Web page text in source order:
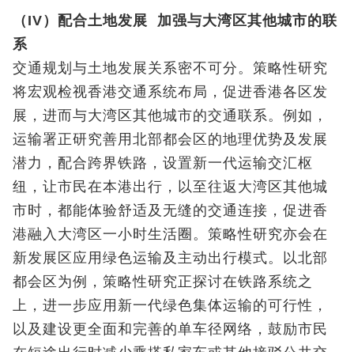
（IV）配合土地发展 加强与大湾区其他城市的联
系
交通规划与土地发展关系密不可分。策略性研究
将宏观检视香港交通系统布局，促进香港各区发
展，进而与大湾区其他城市的交通联系。例如，
运输署正研究善用北部都会区的地理优势及发展
潜力，配合跨界铁路，设置新一代运输交汇枢
纽，让市民在本港出行，以至往返大湾区其他城
市时，都能体验舒适及无缝的交通连接，促进香
港融入大湾区一小时生活圈。策略性研究亦会在
新发展区应用绿色运输及主动出行模式。以北部
都会区为例，策略性研究正探讨在铁路系统之
上，进一步应用新一代绿色集体运输的可行性，
以及建设更全面和完善的单车径网络，鼓励市民